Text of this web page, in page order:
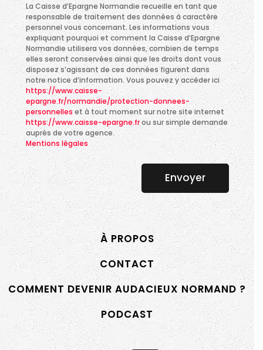
La Caisse d’Epargne Normandie recueille en tant que
responsable de traitement des données à caractère
personnel vous concernant. Les informations vous
expliquant pourquoi et comment la Caisse d’Epargne
Normandie utilisera vos données, combien de temps
elles seront conservées ainsi que les droits dont vous
disposez s’agissant de ces données figurent dans
notre notice d’information. Vous pouvez y accéder ici
https://www.caisse-
epargne.fr/normandie/protection-donnees-
personnelleset à tout moment sur notre site internet
https://www.caisse-epargne.frou sur simple demande
auprès de votre agence.
Mentions légales
Envoyer
À PROPOS
CONTACT
COMMENT DEVENIR AUDACIEUX NORMAND ?
PODCAST